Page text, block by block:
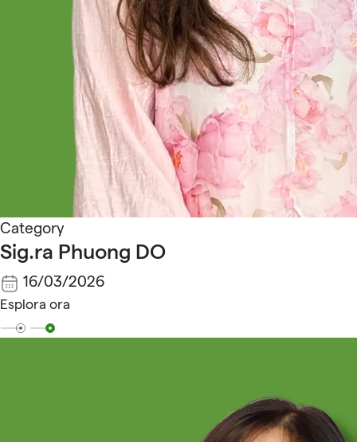
Category
Sig.ra Phuong DO
16/03/2026
Esplora ora